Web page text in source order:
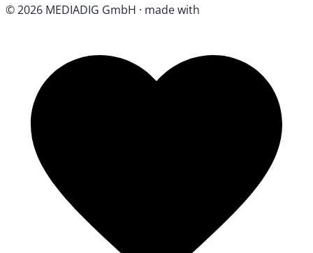
© 2026 MEDIADIG GmbH · made with